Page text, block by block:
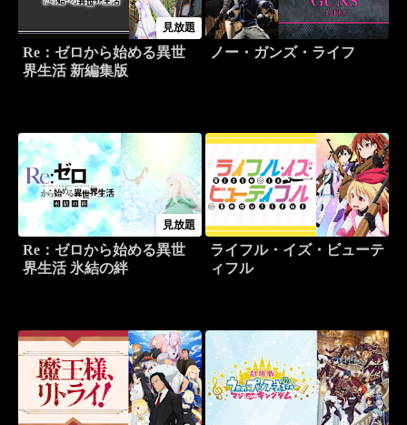
見放題
Re：ゼロから始める異世
界生活 新編集版
ノー・ガンズ・ライフ
見放題
Re：ゼロから始める異世
界生活 氷結の絆
ライフル・イズ・ビューテ
ィフル